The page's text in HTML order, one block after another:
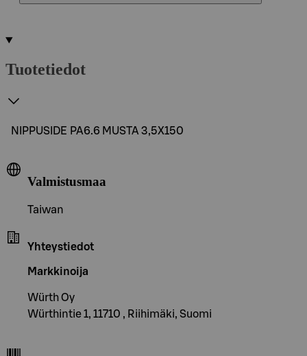
Tuotetiedot
NIPPUSIDE PA6.6 MUSTA 3,5X150
Valmistusmaa
Taiwan
Yhteystiedot
Markkinoija
Würth Oy
Würthintie 1, 11710 , Riihimäki, Suomi